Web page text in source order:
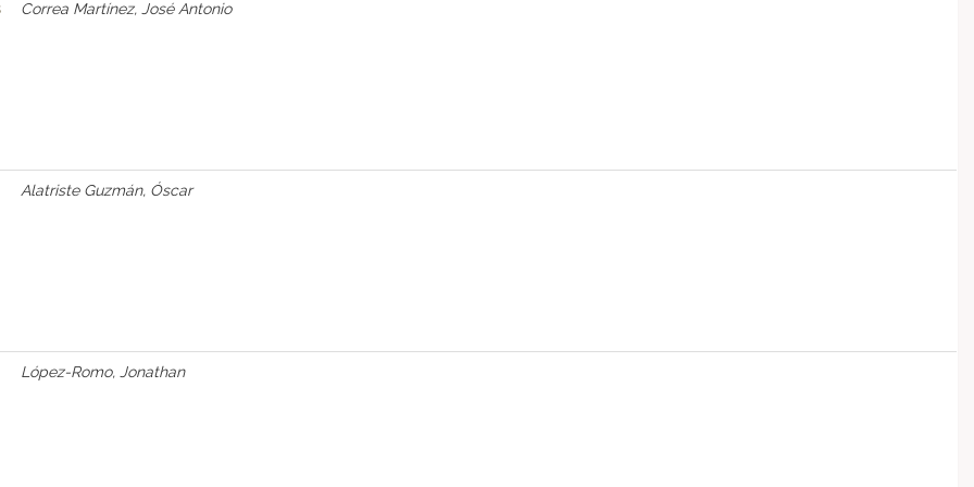
Correa Martínez, José Antonio
Alatriste Guzmán, Óscar
López-Romo, Jonathan